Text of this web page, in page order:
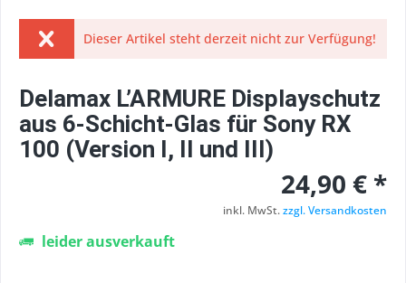
Dieser Artikel steht derzeit nicht zur Verfügung!
Delamax L’ARMURE Displayschutz
aus 6-Schicht-Glas für Sony RX
100 (Version I, II und III)
24,90 € *
inkl. MwSt.zzgl. Versandkosten
leider ausverkauft